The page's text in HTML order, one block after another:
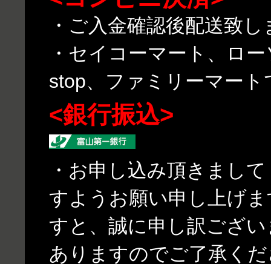
・ご入金確認後配送致し
・セイコーマート、ロ
stop、ファミリーマー
<銀行振込>
・お申し込み頂きまし
すようお願い申し上げ
すと、誠に申し訳ござ
ありますのでご了承く